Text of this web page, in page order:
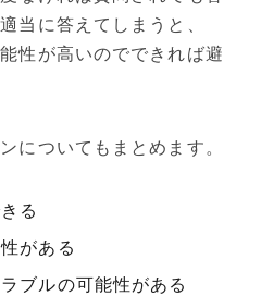
当に答えてしまうと、
性が高いのでできれば避
についてもまとめます。
る
がある
ブルの可能性がある